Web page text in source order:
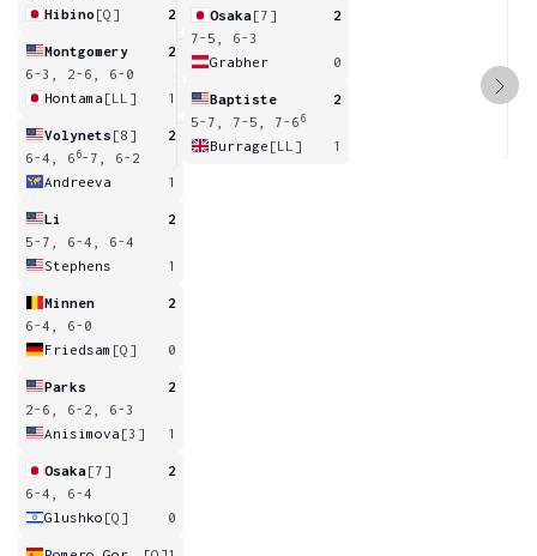
Hibino [Q] 2
Montgomery
2
6-3, 2-6, 6-0
Hontama [LL] 1
Volynets [8]
2
6-4, 6 6-7, 6-2
Andreeva
1
Li
2
5-7, 6-4, 6-4
Stephens
1
Minnen
2
6-4, 6-0
Friedsam [Q] 0
Parks
2
2-6, 6-2, 6-3
Anisimova [3] 1
Osaka[7]
2
6-4, 6-4
Glushko [Q] 0
Osaka[7]
2
7-5, 6-3
Grabher
0
Baptiste
2
5-7, 7-5, 7-6 6
Burrage [LL] 1